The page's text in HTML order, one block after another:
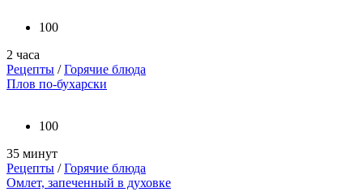
100
2 часа
Рецепты /Горячие блюда
Плов по-бухарски
100
35 минут
Рецепты /Горячие блюда
Омлет, запеченный в духовке